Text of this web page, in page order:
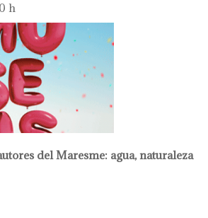
h
del Maresme: agua, naturaleza
dia internacional de los museos.